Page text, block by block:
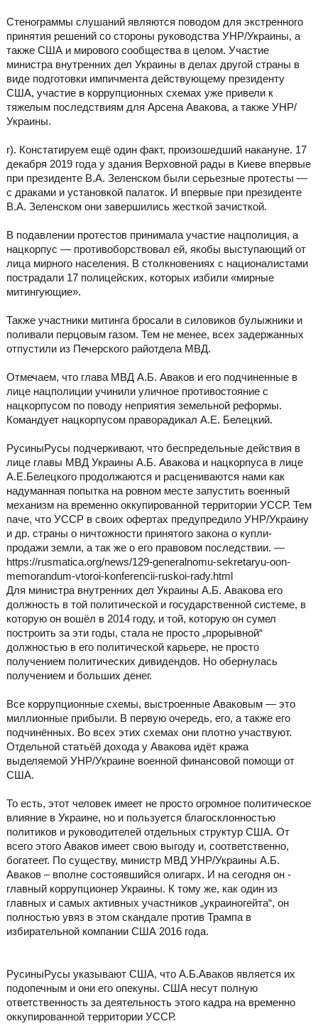
Стенограммы слушаний являются поводом для экстренного
принятия решений со стороны руководства УНР/Украины, а
также США и мирового сообщества в целом. Участие
министра внутренних дел Украины в делах другой страны в
виде подготовки импичмента действующему президенту
США, участие в коррупционных схемах уже привели к
тяжелым последствиям для Арсена Авакова, а также УНР/
Украины.
г). Констатируем ещё один факт, произошедший накануне. 17
декабря 2019 года у здания Верховной рады в Киеве впервые
при президенте В.А. Зеленском были серьезные протесты —
с драками и установкой палаток. И впервые при президенте
В.А. Зеленском они завершились жесткой зачисткой.
В подавлении протестов принимала участие нацполиция, а
нацкорпус — противоборствовал ей, якобы выступающий от
лица мирного населения. В столкновениях с националистами
пострадали 17 полицейских, которых избили «мирные
митингующие».
Также участники митинга бросали в силовиков булыжники и
поливали перцовым газом. Тем не менее, всех задержанных
отпустили из Печерского райотдела МВД.
Отмечаем, что глава МВД А.Б. Аваков и его подчиненные в
лице нацполиции учинили уличное противостояние с
нацкорпусом по поводу неприятия земельной реформы.
Командует нацкорпусом праворадикал А.Е. Белецкий.
РусиныРусы подчеркивают, что беспредельные действия в
лице главы МВД Украины А.Б. Авакова и нацкорпуса в лице
А.Е.Белецкого продолжаются и расцениваются нами как
надуманная попытка на ровном месте запустить военный
механизм на временно оккупированной территории УССР. Тем
паче, что УССР в своих офертах предупредило УНР/Украину
и др. страны о ничтожности принятого закона о купли-
продажи земли, а так же о его правовом последствии. —
https://rusmatica.org/news/129-generalnomu-sekretaryu-oon-
memorandum-vtoroi-konferencii-ruskoi-rady.html
Для министра внутренних дел Украины А.Б. Авакова его
должность в той политической и государственной системе, в
которую он вошёл в 2014 году, и той, которую он сумел
построить за эти годы, стала не просто „прорывной“
должностью в его политической карьере, не просто
получением политических дивидендов. Но обернулась
получением и больших денег.
Все коррупционные схемы, выстроенные Аваковым — это
миллионные прибыли. В первую очередь, его, а также его
подчинённых. Во всех этих схемах они плотно участвуют.
Отдельной статьёй дохода у Авакова идёт кража
выделяемой УНР/Украине военной финансовой помощи от
США.
То есть, этот человек имеет не просто огромное политическое
влияние в Украине, но и пользуется благосклонностью
политиков и руководителей отдельных структур США. От
всего этого Аваков имеет свою выгоду и, соответственно,
богатеет. По существу, министр МВД УНР/Украины А.Б.
Аваков – вполне состоявшийся олигарх. И на сегодня он -
главный коррупционер Украины. К тому же, как один из
главных и самых активных участников „украиногейта“, он
полностью увяз в этом скандале против Трампа в
избирательной компании США 2016 года.
РусиныРусы указывают США, что А.Б.Аваков является их
подопечным и они его опекуны. США несут полную
ответственность за деятельность этого кадра на временно
оккупированной территории УССР.